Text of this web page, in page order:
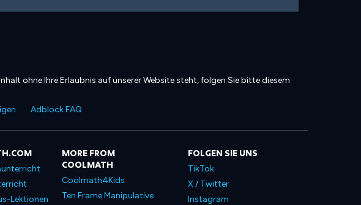
ohne Ihre Erlaubnis auf unserer Website steht, folgen Sie bitte diesem
Adblock FAQ
Lektionen
MORE FROM
COOLMATH
Coolmath4Kids
Ten Frame Manipulative
FOLGEN SIE UNS
TikTok
X / Twitter
Instagram